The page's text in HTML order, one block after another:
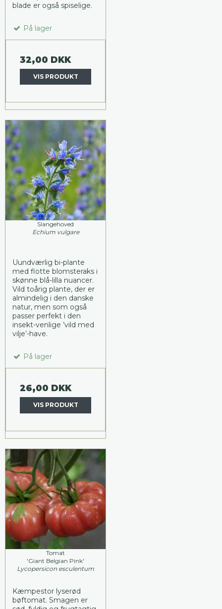
blade er også spiselige.
På lager
32,00 DKK
VIS PRODUKT
Slangehoved
Echium vulgare
Uundværlig bi-plante
med flotte blomsteraks i
skønne blå-lilla nuancer.
Vild toårig plante, der er
almindelig i den danske
natur, men som også
passer perfekt i den
insekt-venlige ’vild med
vilje’-have.
På lager
26,00 DKK
VIS PRODUKT
Tomat
'Giant Belgian Pink'
Lycopersicon esculentum
Kæmpestor lyserød
bøftomat. Smagen er